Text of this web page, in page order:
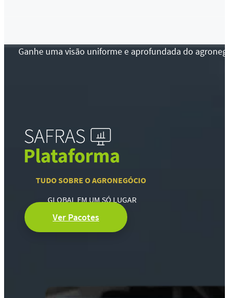
Ganhe uma visão uniforme e aprofundada do
TUDO SOBRE O AGRONEGÓCIO
GLOBAL EM UM SÓ LUGAR
Ver Pacotes